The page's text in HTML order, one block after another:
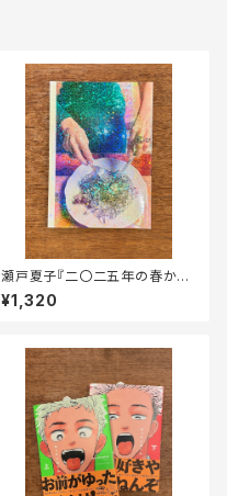
瀬戸夏子『二〇二五年の春から
秋』
¥1,320